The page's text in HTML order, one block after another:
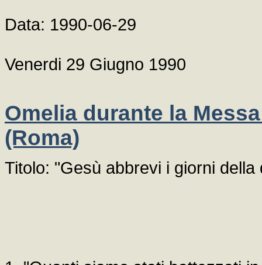
Data: 1990-06-29
Venerdi 29 Giugno 1990
Omelia durante la
(Roma)
Titolo: "Gesù abbrevi i giorni della